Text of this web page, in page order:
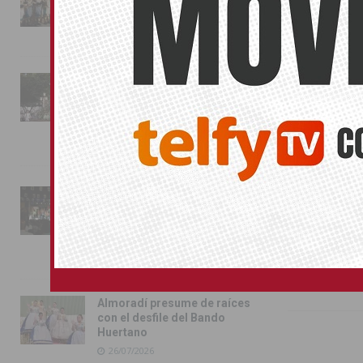
Compártelo:
También
No related
ONCE
Almoradí
01/08/2026
La fiesta se adueña de
Almoradí con la presentación
de los cargos festeros y la
toma del castillo
31/07/2026
Pilar de la Horadada
conmemora con emoción el
40º aniversario de su
independencia como municipio
31/07/2026
Almoradí presume de raíces
con el desfile del Bando
Huertano
26/07/2026